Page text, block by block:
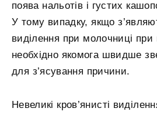
поява нальотів і густих
У тому випадку, якщо
виділення при молочниці при
необхідно якомога швидше
для з’ясування причини.
Невеликі кров’янисті